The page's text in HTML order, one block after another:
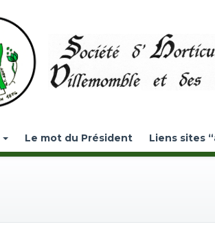
Le mot du Président Liens sites